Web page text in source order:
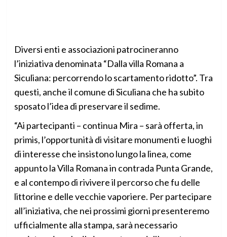
Diversi enti e associazioni patrocineranno
l’iniziativa denominata “Dalla villa Romana a
Siculiana: percorrendo lo scartamento ridotto”. Tra
questi, anche il comune di Siculiana che ha subito
sposato l’idea di preservare il sedime.
“Ai partecipanti – continua Mira – sarà offerta, in
primis, l’opportunità di visitare monumenti e luoghi
di interesse che insistono lungo la linea, come
appunto la Villa Romana in contrada Punta Grande,
e al contempo di rivivere il percorso che fu delle
littorine e delle vecchie vaporiere. Per partecipare
all’iniziativa, che nei prossimi giorni presenteremo
ufficialmente alla stampa, sarà necessario